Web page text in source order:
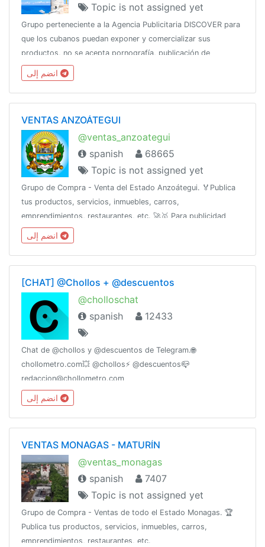
Topic is not assigned yet
Grupo perteneciente a la Agencia Publicitaria DISCOVER para
que los cubanos puedan exponer y comercializar sus
productos, no se acepta pornografía, publicación de
productos robados, SPAMCanal oficial:👇👇👇👇
@DiscoverChannelPara más: @DiscoverInfo_bot
VENTAS ANZOÁTEGUI
@ventas_anzoategui
spanish
68665
Topic is not assigned yet
Grupo de Compra - Venta del Estado Anzoátegui. 🏅Publica
tus productos, servicios, inmuebles, carros,
emprendimientos, restaurantes, etc. 🚀🥇 Para publicidad
escribe al ejecutivo de ventas 👉 @Anzve
[CHAT] @Chollos + @descuentos
@cholloschat
spanish
12433
Chat de @chollos y @descuentos de Telegram.🌐
chollometro.com💥 @chollos⚡️ @descuentos📪
redaccion@chollometro.com
VENTAS MONAGAS - MATURÍN
@ventas_monagas
spanish
7407
Topic is not assigned yet
Grupo de Compra - Ventas de todo el Estado Monagas. 🏆
Publica tus productos, servicios, inmuebles, carros,
emprendimientos, restaurantes, etc.